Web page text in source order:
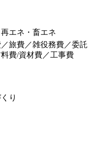
エネ・畜エネ
旅費／雑役務費／委託
費/資材費／工事費
り